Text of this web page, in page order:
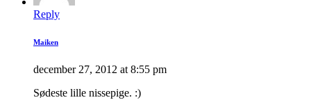
Reply
Maiken
december 27, 2012 at 8:55 pm
Sødeste lille nissepige. :)